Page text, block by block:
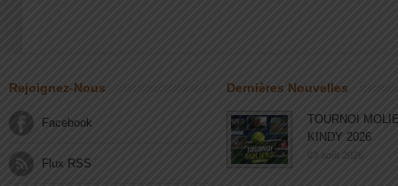
Rejoignez-Nous
Facebook
Flux RSS
Dernières Nouvelles
TOURNOI
KINDY 2026
03 août 2026